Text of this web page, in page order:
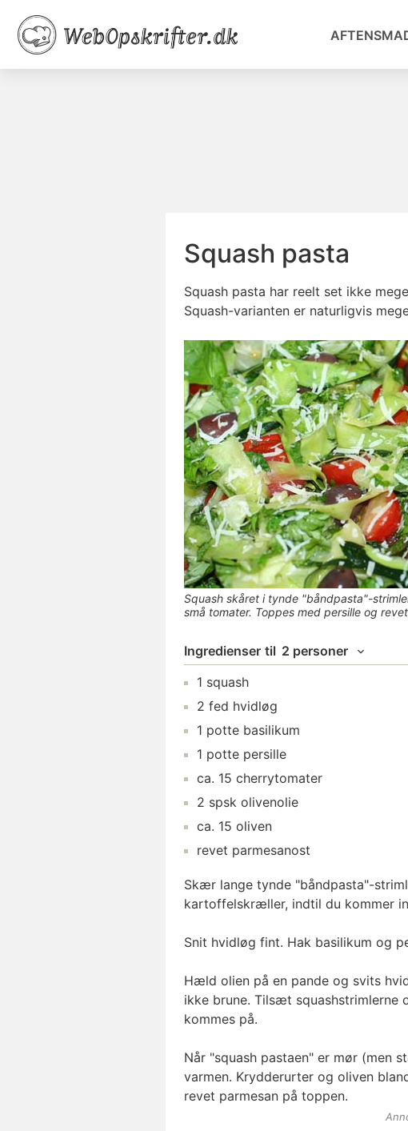
Squash pasta
Squash pasta har reelt set ikke
Squash-varianten er naturligvis
Squash skåret i tynde "båndpasta"-
små tomater. Toppes med persille og
Ingredienser til 2 personer
1 squash
2 fed hvidløg
1 potte basilikum
1 potte persille
ca. 15 cherrytomater
2 spsk olivenolie
ca. 15 oliven
revet parmesanost
Skær lange tynde "båndpasta"-
kartoffelskræller, indtil du kommer
Snit hvidløg fint. Hak basilikum og
Hæld olien på en pande og svits
ikke brune. Tilsæt
kommes på.
Når "squash pastaen" er mør (men
varmen. Krydderurter og oliven
revet parmesan på toppen.